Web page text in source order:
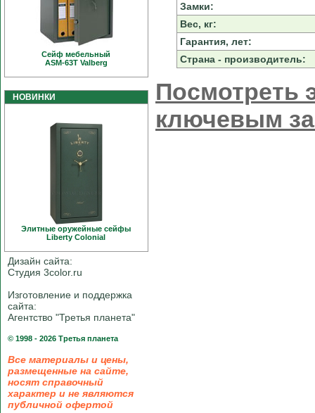
Сейф мебельный
ASM-63T Valberg
НОВИНКИ
Элитные оружейные сейфы
Liberty Colonial
Дизайн сайта:
Студия 3color.ru
Изготовление и поддержка
сайта:
Агентство "Третья планета"
© 1998 - 2026 Третья планета
Все материалы и цены,
размещенные на сайте,
носят справочный
характер и не являются
публичной офертой
Замки:
Вес, кг:
Гарантия, лет:
Страна - производитель:
Посмотреть
ключевым